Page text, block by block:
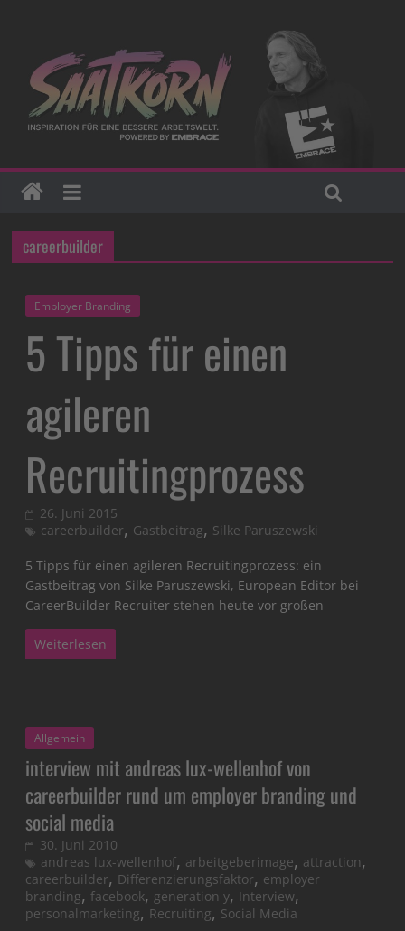
careerbuilder
Employer Branding
5 Tipps für einen
agileren
Recruitingprozess
26. Juni 2015
careerbuilder, Gastbeitrag, Silke Paruszewski
5 Tipps für einen agileren Recruitingprozess: ein
Gastbeitrag von Silke Paruszewski, European Editor bei
CareerBuilder Recruiter stehen heute vor großen
Weiterlesen
Allgemein
interview mit andreas lux-wellenhof von
careerbuilder rund um employer branding und
social media
30. Juni 2010
andreas lux-wellenhof, arbeitgeberimage, attraction,
careerbuilder, Differenzierungsfaktor, employer
branding, facebook, generation y, Interview,
personalmarketing, Recruiting, Social Media